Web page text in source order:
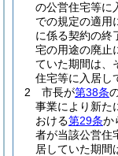
の公営住宅等に
での規定の適用
に係る契約の終
宅の用途の廃止
ていた期間は、
住宅等に入居し
2
市長が第38条
事業により新た
おける第29条か
者が当該公営住
居していた期間